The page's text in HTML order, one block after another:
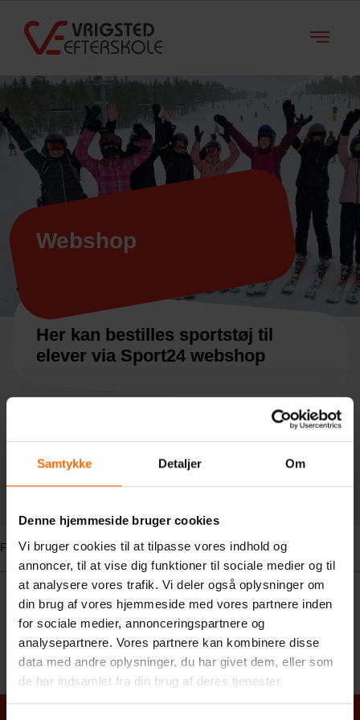
Samtykke Detaljer Om
Denne hjemmeside bruger cookies
Vi bruger cookies til at tilpasse vores indhold og
annoncer, til at vise dig funktioner til sociale medier og til
at analysere vores trafik. Vi deler også oplysninger om
din brug af vores hjemmeside med vores partnere inden
for sociale medier, annonceringspartnere og
analysepartnere. Vores partnere kan kombinere disse
data med andre oplysninger, du har givet dem, eller som
de har indsamlet fra din brug af deres tjenester.
Webshop
Her kan bestilles sportstøj til
elever via Sport24 webshop
uden tryk –Tryk her for at bestille
For forældre>Webshop